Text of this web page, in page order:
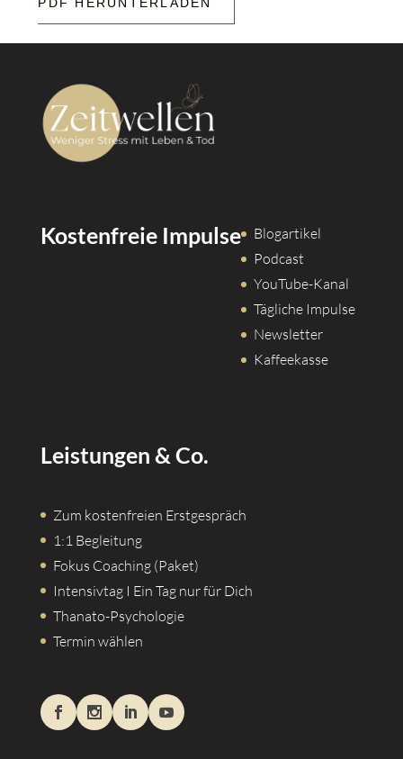
Kostenfreie Impulse
Blogartikel
Podcast
YouTube-Kanal
Tägliche Impulse
Newsletter
Kaffeekasse
Leistungen & Co.
Zum kostenfreien Erstgespräch
1:1 Begleitung
Fokus Coaching (Paket)
Intensivtag I Ein Tag nur für Dich
Thanato-Psychologie
Termin wählen